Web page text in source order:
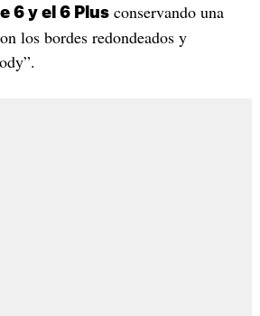
6 y el 6 Plusconservando una
los bordes redondeados y